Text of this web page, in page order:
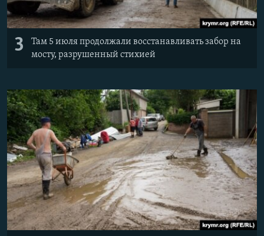
3
Там 5 июля продолжали восстанавливать забор на
мосту, разрушенный стихией